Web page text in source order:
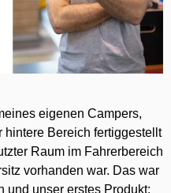
eigenen Campers,
hintere Bereich fertiggestellt
Raum im Fahrerbereich
vorhanden war. Das war
und unser erstes Produkt: